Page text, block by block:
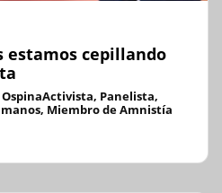
estamos cepillando
Panelista,
Miembro de Amnistía